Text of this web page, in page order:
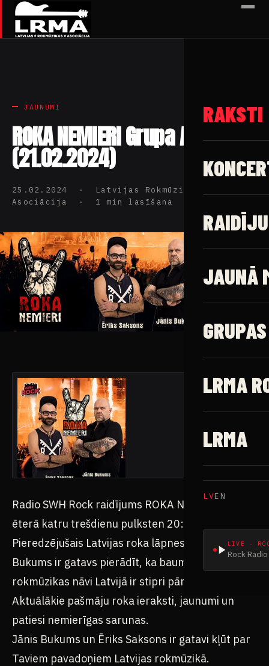
✕
RAKSTI
JAUNĀ
GRUPAS
LRMA
LRMA
LVEN
LIVE ·
Rock
JAUNUMI
ROKA NEMIERI Grupa ASKIN
(21.02.2024)
25.02.2024 · Latvijas Rokmūzikas
Asociācija · 1 min lasīšana
Radio SWH Rock raidījums ROKA NEMIERI radio
ēterā katru trešdienu pulksten 20:00.
Pieredzējušais Latvijas roka lāpnesis Jānis
Bukums ir gatavs pierādīt, ka baumas par
rokmūzikas nāvi Latvijā ir stipri pārspīlētas.
Aktuālākie pašmāju roka ieraksti, jaunumi un
patiesi nemierīgas sarunas.
Jānis Bukums un Ēriks Saksons ir gatavi kļūt par
Taviem pavadoņiem Latvijas rokmūzikā.